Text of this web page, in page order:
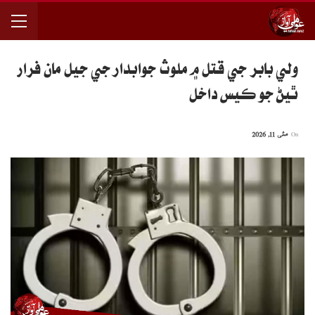
ولي بابر جي قتل ۾ ملوث جوابدار جي جيل مان فرار
ٿيڻ جو ڪيس داخل
مئی 11, 2026